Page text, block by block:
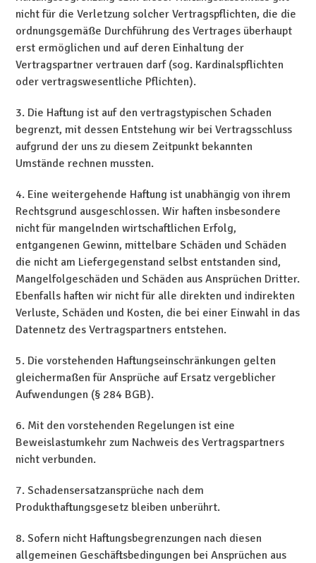
nicht für die Verletzung solcher Vertragspflichten, die die
ordnungsgemäße Durchführung des Vertrages überhaupt
erst ermöglichen und auf deren Einhaltung der
Vertragspartner vertrauen darf (sog. Kardinalspflichten
oder vertragswesentliche Pflichten).
3. Die Haftung ist auf den vertragstypischen Schaden
begrenzt, mit dessen Entstehung wir bei Vertragsschluss
aufgrund der uns zu diesem Zeitpunkt bekannten
Umstände rechnen mussten.
4. Eine weitergehende Haftung ist unabhängig von ihrem
Rechtsgrund ausgeschlossen. Wir haften insbesondere
nicht für mangelnden wirtschaftlichen Erfolg,
entgangenen Gewinn, mittelbare Schäden und Schäden
die nicht am Liefergegenstand selbst entstanden sind,
Mangelfolgeschäden und Schäden aus Ansprüchen Dritter.
Ebenfalls haften wir nicht für alle direkten und indirekten
Verluste, Schäden und Kosten, die bei einer Einwahl in das
Datennetz des Vertragspartners entstehen.
5. Die vorstehenden Haftungseinschränkungen gelten
gleichermaßen für Ansprüche auf Ersatz vergeblicher
Aufwendungen (§ 284 BGB).
6. Mit den vorstehenden Regelungen ist eine
Beweislastumkehr zum Nachweis des Vertragspartners
nicht verbunden.
7. Schadensersatzansprüche nach dem
Produkthaftungsgesetz bleiben unberührt.
8. Sofern nicht Haftungsbegrenzungen nach diesen
allgemeinen Geschäftsbedingungen bei Ansprüchen aus